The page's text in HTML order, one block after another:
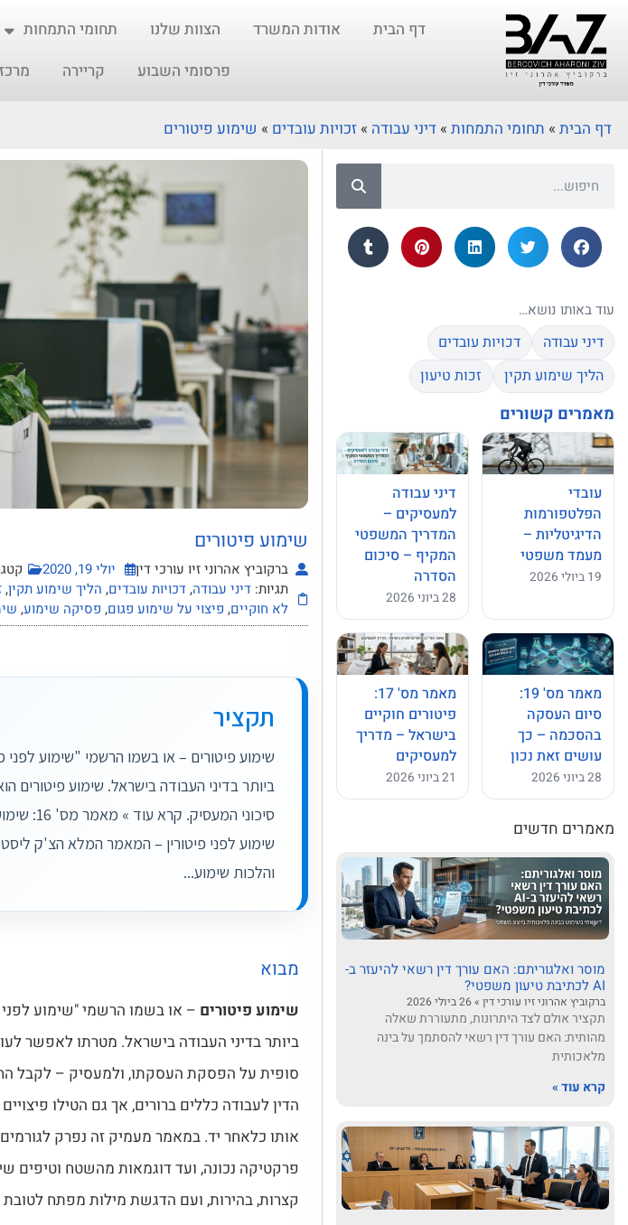
דף הבית אודות המשרד הצוות שלנו תחומי התמחות
פרסומי השבוע
קריירה
דף הבית » תחומי התמחות » דיני עבודה » זכויות עובדים » שימוע פיטורים
עוד באותו נושא…
דיני עבודה
דכויות עובדים
הליך שימוע תקין
זכות טיעון
מאמרים קשורים
עובדי
הפלטפורמות
הדיגיטליות –
מעמד משפטי
19 ביולי 2026
דיני עבודה
למעסיקים –
המדריך המשפטי
המקיף – סיכום
הסדרה
28 ביוני 2026
מאמר מס' 19:
סיום העסקה
בהסכמה – כך
עושים זאת נכון
28 ביוני 2026
מאמר מס' 17:
פיטורים חוקיים
בישראל – מדריך
למעסיקים
21 ביוני 2026
מאמרים חדשים
מוסר ואלגוריתם: האם עורך דין רשאי להיעזר ב-
AI לכתיבת טיעון משפטי?
ברקוביץ אהרוני זיו עורכי דין
תקציר אולם לצד היתרונות, מתעוררת שאלה
מהותית: האם עורך דין רשאי להסתמך על בינה
מלאכותית
קרא עוד »
שימוע פיטורים
ברקוביץ אהרוני זיו עורכי דין יולי 19, 2020
תגיות: דיני עבודה,דכויות עובדים, הליך שימוע תקין,
לא חוקיים, פיצוי על שימוע פגום, פסיקה שימוע,
תקציר
שימוע פיטורים – או בשמו הרשמי "שימוע לפני
ביותר בדיני העבודה בישראל. שימוע פיטורים
שימוע לפני פיטורין – המאמר המלא הצ'ק
והלכות שימוע...
מבוא
שימוע פיטורים – או בשמו הרשמי "שימוע
ביותר בדיני העבודה בישראל. מטרתו לאפשר
סופית על הפסקת העסקתו, ולמעסיק – לקבל
הדין לעבודה כללים ברורים, אך גם הטילו
אותו כלאחר יד. במאמר מעמיק זה נפרק
פרקטיקה נכונה, ועד דוגמאות מהשטח וטיפים
קצרות, בהירות, ועם הדגשת מילות מפתח לטובת